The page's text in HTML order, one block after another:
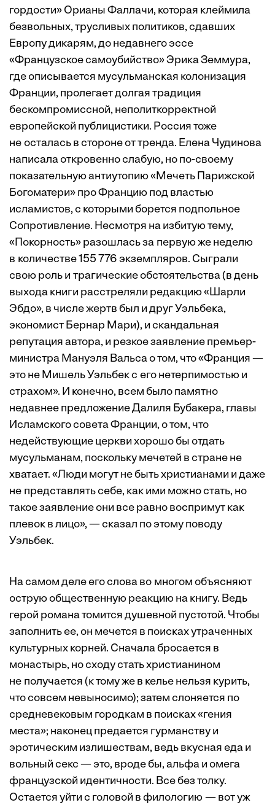
гордости» Орианы Фаллачи, которая клеймила
безвольных, трусливых политиков, сдавших
Европу дикарям, до недавнего эссе
«Французское самоубийство» Эрика Земмура,
где описывается мусульманская колонизация
Франции, пролегает долгая традиция
бескомпромиссной, неполиткорректной
европейской публицистики. Россия тоже
не осталась в стороне от тренда. Елена Чудинова
написала откровенно слабую, но по-своему
показательную антиутопию «Мечеть Парижской
Богоматери» про Францию под властью
исламистов, с которыми борется подпольное
Сопротивление. Несмотря на избитую тему,
«Покорность» разошлась за первую же неделю
в количестве 155 776 экземпляров. Сыграли
свою роль и трагические ­обстоятельства (в день
выхода книги расстреляли редакцию «Шарли
Эбдо», в числе жертв был и друг Уэльбека,
экономист Бернар Мари), и скандальная
репутация автора, и резкое заявление премьер-
министра Мануэля Вальса о том, что «Франция —
это не Мишель Уэльбек с его нетерпимостью и
страхом». И конечно, всем было памятно
недавнее предложение Далиля Бубакера, главы
Исламского совета Франции, о том, что
недействующие церкви хорошо бы отдать
мусульманам, поскольку мечетей в стране не
хватает. «Люди могут не быть христианами и даже
не представлять себе, как ими можно стать, но
такое заявление они все равно воспримут как
плевок в лицо», — сказал по этому поводу
Уэльбек.
На самом деле его слова во многом объясняют
острую общественную реакцию на книгу. Ведь
герой романа томится душевной пустотой. Чтобы
заполнить ее, он мечется в поисках утраченных
культурных корней. Сначала бросается в
монастырь, но сходу стать христианином
не получается (к тому же в келье нельзя курить,
что совсем невыносимо); затем слоняется по
средневековым городкам в поисках «гения
места»; наконец предается гурманству и
эротическим излишествам, ведь вкусная еда и
вольный секс — это, вроде бы, альфа и омега
французской идентичности. Все без толку.
Остается уйти с головой в филологию — вот уж